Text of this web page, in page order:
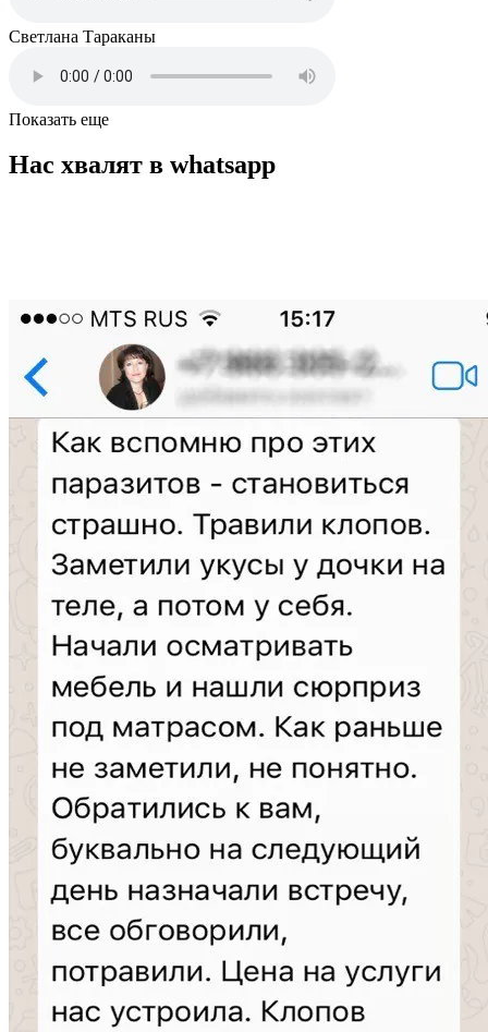
Светлана Тараканы
Показать еще
Нас хвалят в whatsapp